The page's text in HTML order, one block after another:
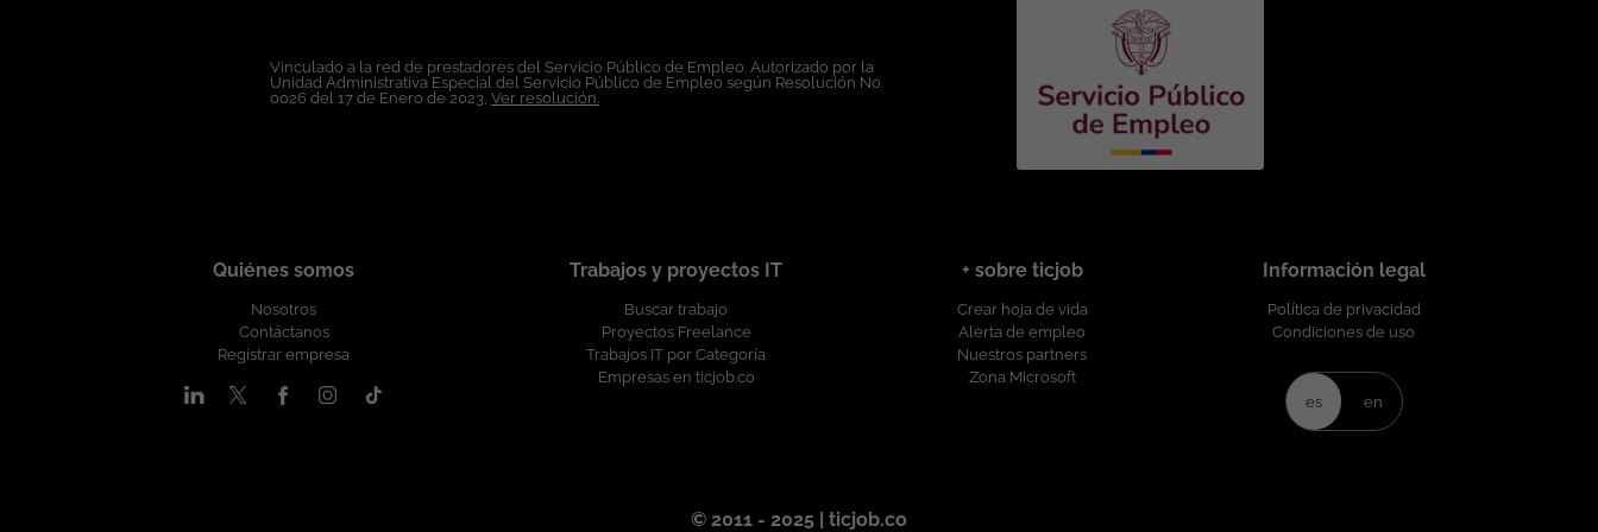
Vinculado a la red de prestadores del Servicio Público de Empleo. Autorizado por la
Unidad Administrativa Especial del Servicio Público de Empleo según Resolución No.
0026 del 17 de Enero de 2023, Ver resolución.
Quiénes somos
Nosotros
Contáctanos
Registrar empresa
Trabajos y proyectos IT
Buscar trabajo
Proyectos Freelance
Trabajos IT por Categoría
Empresas en ticjob.co
+ sobre ticjob
Crear hoja de vida
Alerta de empleo
Nuestros partners
Zona Microsoft
Información legal
Política de privacidad
Condiciones de uso
es en
© 2011 - 2025 | ticjob.co